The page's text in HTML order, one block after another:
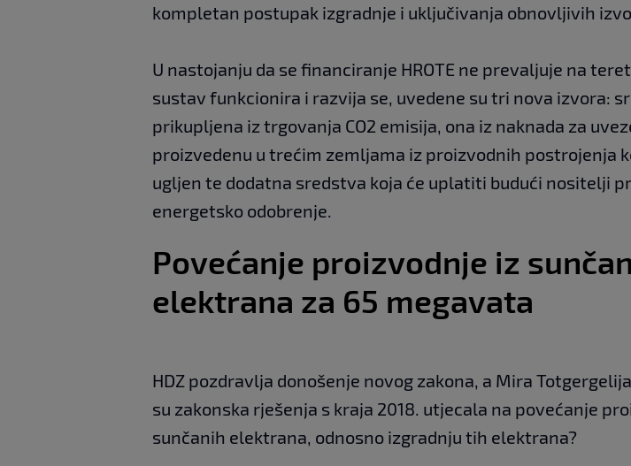
kompletan postupak izgradnje i uključivanja obnovljivih
U nastojanju da se financiranje HROTE ne prevaljuje na
sustav funkcionira i razvija se, uvedene su tri nova izvora:
prikupljena iz trgovanja CO2 emisija, ona iz naknada za
proizvedenu u trećim zemljama iz proizvodnih postrojenja
ugljen te dodatna sredstva koja će uplatiti budući nositelji
energetsko odobrenje.
Povećanje proizvodnje iz
elektrana za 65 megavata
HDZ pozdravlja donošenje novog zakona, a Mira
su zakonska rješenja s kraja 2018. utjecala na povećanje
sunčanih elektrana, odnosno izgradnju tih elektrana?